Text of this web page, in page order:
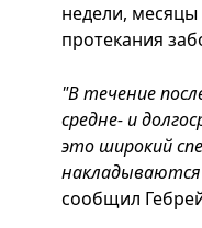
недели,
протекания
"В течение
средне- и
это широкий
накладываются
сообщил